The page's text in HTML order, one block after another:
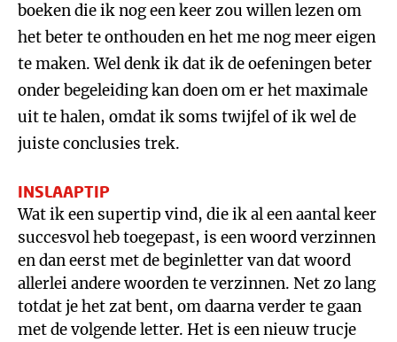
boeken die ik nog een keer zou willen lezen om
het beter te onthouden en het me nog meer eigen
te maken. Wel denk ik dat ik de oefeningen beter
onder begeleiding kan doen om er het maximale
uit te halen, omdat ik soms twijfel of ik wel de
juiste conclusies trek.
INSLAAPTIP
Wat ik een supertip vind, die ik al een aantal keer
succesvol heb toegepast, is een woord verzinnen
en dan eerst met de beginletter van dat woord
allerlei andere woorden te verzinnen. Net zo lang
totdat je het zat bent, om daarna verder te gaan
met de volgende letter. Het is een nieuw trucje